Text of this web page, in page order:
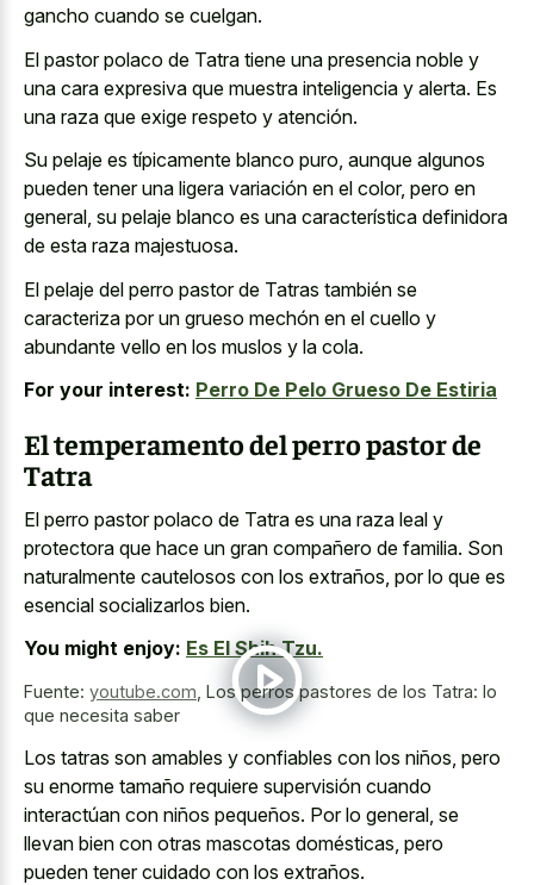
gancho cuando se cuelgan.
El pastor polaco de Tatra tiene una presencia noble y
una cara expresiva que muestra inteligencia y alerta. Es
una raza que exige respeto y atención.
Su pelaje es típicamente blanco puro, aunque algunos
pueden tener una ligera variación en el color, pero en
general, su pelaje blanco es una característica definidora
de esta raza majestuosa.
El pelaje del perro pastor de Tatras también se
caracteriza por un grueso mechón en el cuello y
abundante vello en los muslos y la cola.
For your interest: Perro De Pelo Grueso De Estiria
El temperamento del perro pastor de
Tatra
El perro pastor polaco de Tatra es una raza leal y
protectora que hace un gran compañero de familia. Son
naturalmente cautelosos con los extraños, por lo que es
esencial socializarlos bien.
You might enjoy: Es El Shih Tzu.
Fuente: youtube.com Los perros pastores de los Tatra: lo
que necesita saber
Los tatras son amables y confiables con los niños, pero
su enorme tamaño requiere supervisión cuando
interactúan con niños pequeños. Por lo general, se
llevan bien con otras mascotas domésticas, pero
pueden tener cuidado con los extraños.